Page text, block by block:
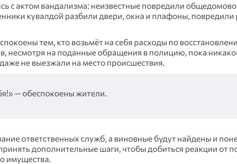
с актом вандализма: неизвестные повредили
кувалдой разбили двери, окна и плафоны, повредили
тем, кто возьмёт на себя расходы по
несмотря на поданные обращения в полицию, пока
не выезжали на место происшествия.
— обеспокоены жители.
ответственных служб, а виновные будут найдены и
дополнительные шаги, чтобы добиться реакции от
имущества.